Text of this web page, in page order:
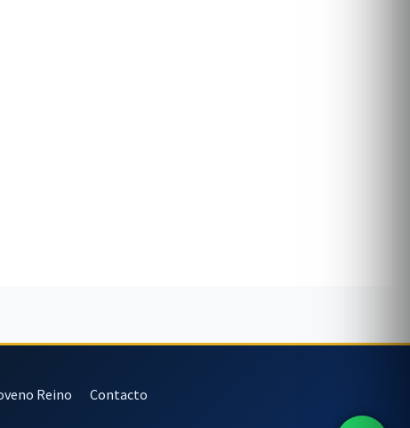
Reino Contacto